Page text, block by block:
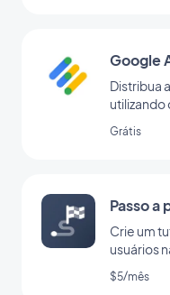
Google
Distribua
utilizando
Grátis
Passo a
Crie um
usuários
app
$5/mês